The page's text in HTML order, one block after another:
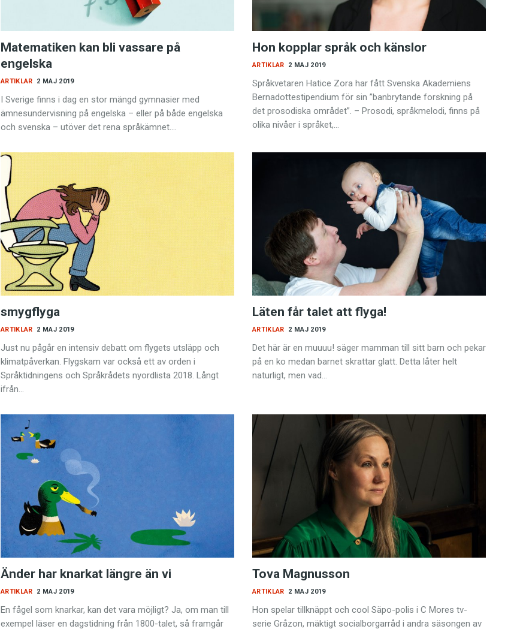
Matematiken kan bli vassare på
engelska
2 MAJ 2019
ARTIKLAR
I Sverige finns i dag en stor mängd gymnasier med
ämnesundervisning på engelska – eller på både engelska
och svenska – utöver det rena språkämnet.…
Hon kopplar språk och känslor
2 MAJ 2019
ARTIKLAR
Språkvetaren Hatice Zora har fått Svenska Akademiens
Bernadotte­stipendium för sin ”banbrytande ­forskning på
det prosodiska området”. – Prosodi, språkmelodi, finns på
olika nivåer i språket,…
smygflyga
2 MAJ 2019
ARTIKLAR
Just nu pågår en intensiv debatt om flygets utsläpp och
klimatpåverkan. Flygskam var också ett av orden i
Språktidningens och Språkrådets nyordlista 2018. Långt
ifrån…
Läten får talet att flyga!
2 MAJ 2019
ARTIKLAR
Det här är en muuuu! säger mamman till sitt barn och pekar
på en ko medan barnet skrattar glatt. Detta låter helt
naturligt, men vad…
Änder har knarkat längre än vi
2 MAJ 2019
ARTIKLAR
En fågel som knarkar, kan det vara möjligt? Ja, om man till
exempel läser en dagstidning från 1800-talet, så framgår
Tova Magnusson
2 MAJ 2019
ARTIKLAR
Hon spelar tillknäppt och cool Säpo-polis i C Mores tv-
serie Gråzon, mäktigt socialborgar­råd i andra säsongen av